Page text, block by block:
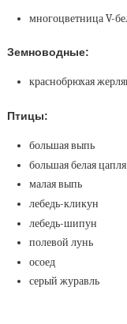
многоцветница V-
Земноводные:
краснобрюхая
Птицы:
большая выпь
большая белая цапля
малая выпь
лебедь-кликун
лебедь-шипун
полевой лунь
осоед
серый журавль